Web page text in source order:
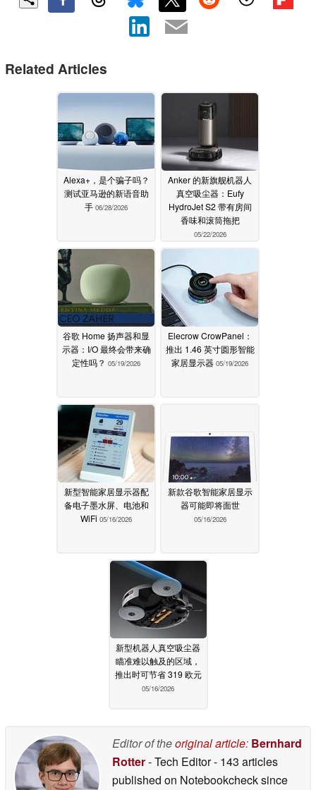
Related Articles
Alexa+，是个骗子吗？
测试亚马逊的新语音助
手 06/28/2026
Anker 的新旗舰机器人
真空吸尘器：Eufy
HydroJet S2 带有房间
香味和滚筒拖把
05/22/2026
谷歌 Home 扬声器和显
示器：I/O 最终会带来确
定性吗？ 05/19/2026
Elecrow CrowPanel：
推出 1.46 英寸圆形智能
家居显示器 05/19/2026
新型智能家居显示器配
备电子墨水屏、电池和
WiFi 05/16/2026
新款谷歌智能家居显示
器可能即将面世
05/16/2026
新型机器人真空吸尘器
瞄准难以触及的区域，
推出时可节省 319 欧元
05/16/2026
Editor of theoriginal article: Bernhard
Rotter- Tech Editor- 143 articles
published on Notebookchecksince